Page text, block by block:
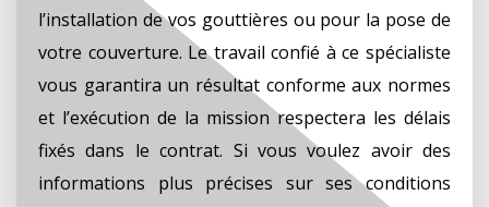
l’installation de vos gouttières ou pour la pose de
votre couverture. Le travail confié à ce spécialiste
vous garantira un résultat conforme aux normes
et l’exécution de la mission respectera les délais
fixés dans le contrat. Si vous voulez avoir des
informations plus précises sur ses conditions